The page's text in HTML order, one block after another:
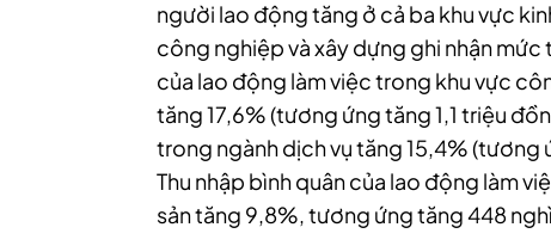
người lao động tăng ở cả ba khu vực
công nghiệp và xây dựng ghi nhận
của lao động làm việc trong khu vực
tăng 17,6% (tương ứng tăng 1,1 triệu
trong ngành dịch vụ tăng 15,4%
Thu nhập bình quân của lao động làm
sản tăng 9,8%, tương ứng tăng 448